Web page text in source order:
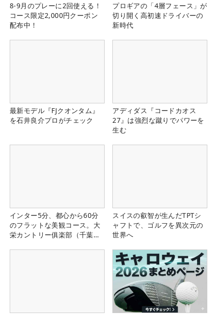
8-9月のプレーに2回使える！
コース限定2,000円クーポン
配布中！
プロギアの「4層フェース」が
切り開く高初速ドライバーの
新時代
最新モデル『FJクオンタム』
を石井良介プロがチェック
アディダス『コードカオス
27』は強烈な蹴りでパワーを
生む
インター5分、都心から60分
のフラットな美観コース。大
栄カントリー俱楽部（千葉
スイスの叡智が生んだTPTシ
ャフトで、ゴルフを異次元の
世界へ